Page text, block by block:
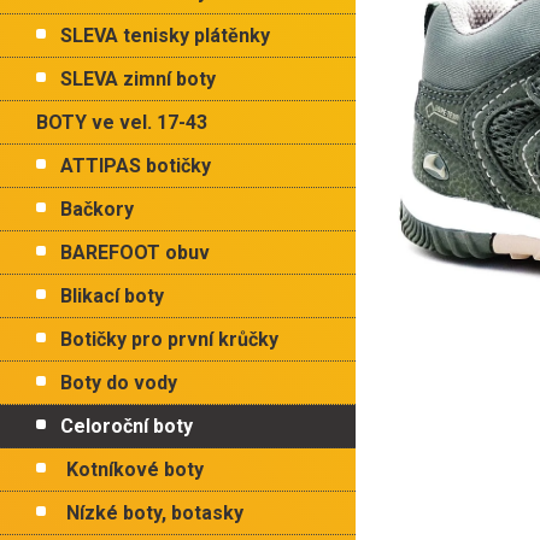
n
l
SLEVA tenisky plátěnky
SLEVA zimní boty
BOTY ve vel. 17-43
ATTIPAS botičky
Bačkory
BAREFOOT obuv
Blikací boty
Botičky pro první krůčky
Boty do vody
Celoroční boty
Kotníkové boty
Nízké boty, botasky